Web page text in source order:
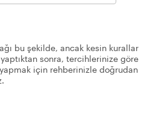
bu şekilde, ancak kesin kurallar
sonra, tercihlerinize göre
için rehberinizle doğrudan